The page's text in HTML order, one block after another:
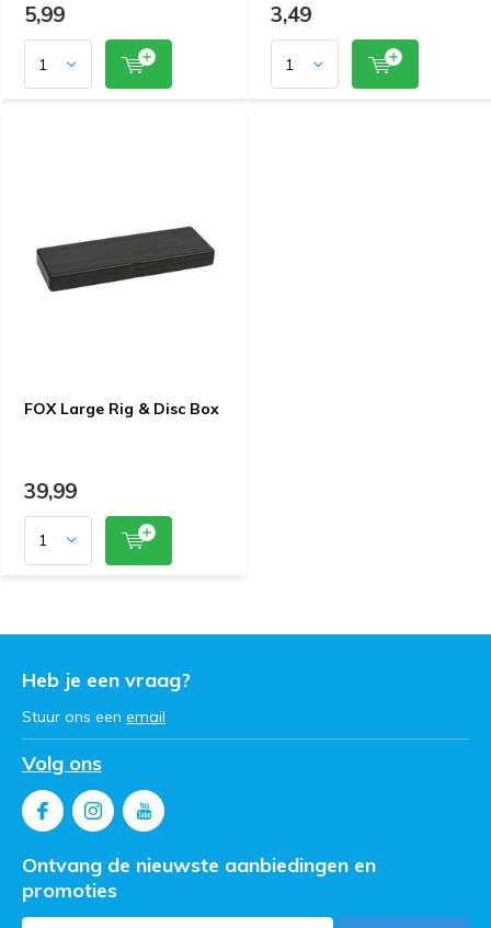
5,99 3,49
FOX Large Rig & Disc Box
39,99
Heb je een vraag?
Stuur ons een email
Volg ons
Ontvang de nieuwste aanbiedingen en
promoties